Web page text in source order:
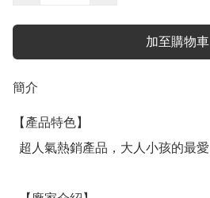
加至購物車
簡介
【產品特色】